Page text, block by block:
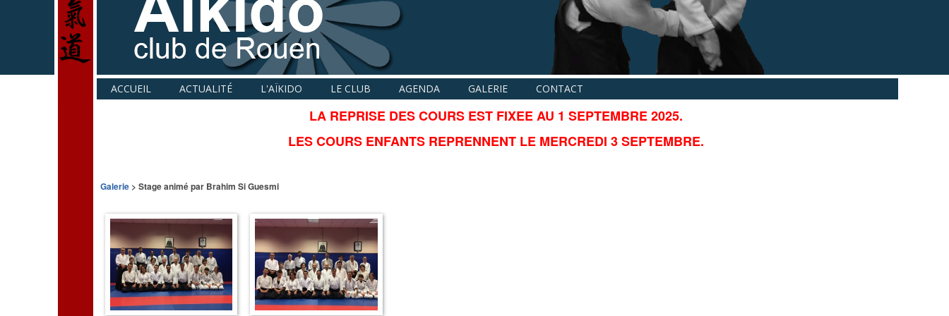
ACCUEIL ACTUALITÉ L'AÏKIDO LE CLUB AGENDA GALERIE CONTACT
LA REPRISE DES COURS EST FIXEE AU 1 SEPTEMBRE 2025.
LES COURS ENFANTS REPRENNENT LE MERCREDI 3 SEPTEMBRE.
Galerie > Stage animé par Brahim Si Guesmi